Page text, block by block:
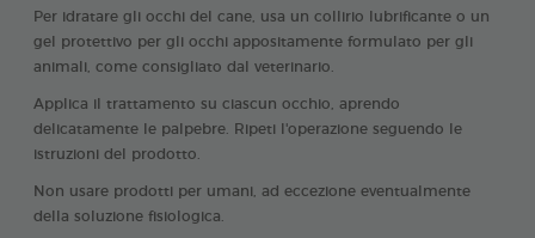
Per idratare gli occhi del cane, usa un collirio lubrificante o un
gel protettivo per gli occhi appositamente formulato per gli
animali, come consigliato dal veterinario.
Applica il trattamento su ciascun occhio, aprendo
delicatamente le palpebre. Ripeti l'operazione seguendo le
istruzioni del prodotto.
Non usare prodotti per umani, ad eccezione eventualmente
della soluzione fisiologica.